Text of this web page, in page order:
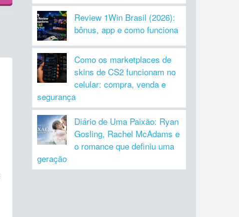
Review 1Win Brasil (2026):
bônus, app e como funciona
Como os marketplaces de
skins de CS2 funcionam no
celular: compra, venda e
segurança
Diário de Uma Paixão: Ryan
Gosling, Rachel McAdams e
o romance que definiu uma
geração